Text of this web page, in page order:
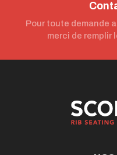
Pour toute demande
merci de remplir